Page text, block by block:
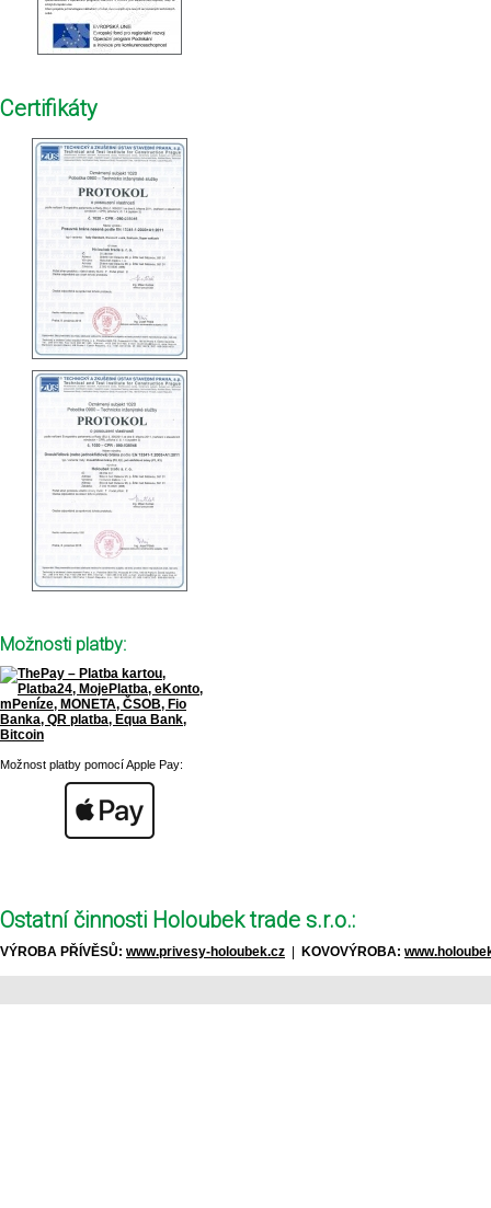
Certifikáty
Možnosti platby:
Možnost platby pomocí Apple Pay:
Ostatní činnosti Holoubek trade s.r.o.:
VÝROBA PŘÍVĚSŮ: www.privesy-holoubek.cz KOVOVÝROBA: